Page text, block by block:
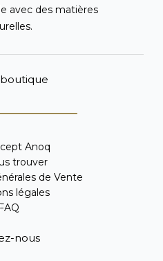
avec des matières
Anoq
trouver
de Vente
légales
nous